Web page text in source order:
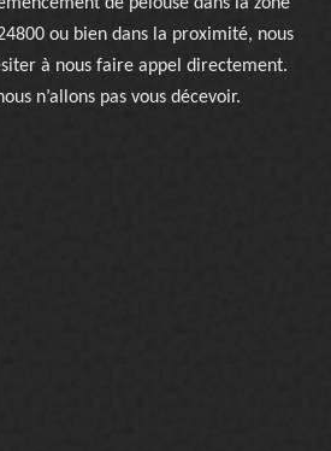
ou bien dans la proximité, nous
à nous faire appel directement.
n’allons pas vous décevoir.